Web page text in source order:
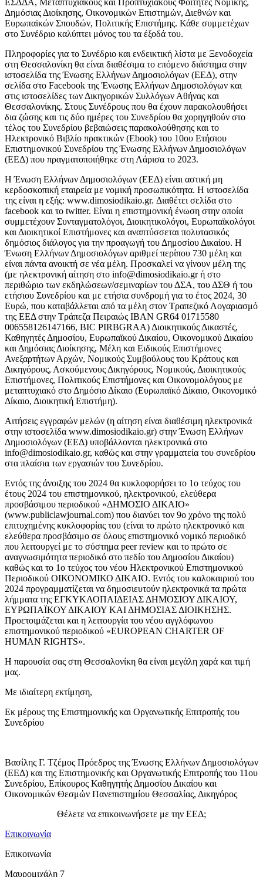
ΕΣΔΔΑ, Μεταπτυχιακούς και Προπτυχιακούς Φοιτητές Νομικής,
Δημόσιας Διοίκησης, Οικονομικών Επιστημών, Διεθνών και
Ευρωπαϊκών Σπουδών, Πολιτικής Επιστήμης. Κάθε συμμετέχων
στο Συνέδριο καλύπτει μόνος του τα έξοδά του.
Πληροφορίες για το Συνέδριο και ενδεικτική λίστα με Ξενοδοχεία
στη Θεσσαλονίκη θα είναι διαθέσιμα το επόμενο διάστημα στην
ιστοσελίδα της Ένωσης Ελλήνων Δημοσιολόγων (ΕΕΔ), στην
σελίδα στο Facebook της Ένωσης Ελλήνων Δημοσιολόγων και
στις ιστοσελίδες των Δικηγορικών Συλλόγων Αθήνας και
Θεσσαλονίκης. Στους Συνέδρους που θα έχουν παρακολουθήσει
δια ζώσης και τις δύο ημέρες του Συνεδρίου θα χορηγηθούν στο
τέλος του Συνεδρίου βεβαιώσεις παρακολούθησης και το
Ηλεκτρονικό Βιβλίο πρακτικών (Ebook) του 10ου Ετήσιου
Επιστημονικού Συνεδρίου της Ένωσης Ελλήνων Δημοσιολόγων
(ΕΕΔ) που πραγματοποιήθηκε στη Λάρισα το 2023.
Η Ένωση Ελλήνων Δημοσιολόγων (ΕΕΔ) είναι αστική μη
κερδοσκοπική εταιρεία με νομική προσωπικότητα. Η ιστοσελίδα
της είναι η εξής: www.dimosiodikaio.gr. Διαθέτει σελίδα στο
facebook και το twitter. Είναι η επιστημονική ένωση στην οποία
συμμετέχουν Συνταγματολόγοι, Διοικητικολόγοι, Ευρωπαϊκολόγοι
και Διοικητικοί Επιστήμονες και αναπτύσσεται πολυτασικός
δημόσιος διάλογος για την προαγωγή του Δημοσίου Δικαίου. Η
Ένωση Ελλήνων Δημοσιολόγων αριθμεί περίπου 730 μέλη και
είναι πάντα ανοικτή σε νέα μέλη. Προσκαλεί να γίνουν μέλη της
(με ηλεκτρονική αίτηση στο info@dimosiodikaio.gr ή στο
περιθώριο των εκδηλώσεων/σεμιναρίων του ΔΣΑ, του ΔΣΘ ή του
ετήσιου Συνεδρίου και με ετήσια συνδρομή για το έτος 2024, 30
Ευρώ, που καταβάλλεται από τα μέλη στον Τραπεζικό Λογαριασμό
της ΕΕΔ στην Τράπεζα Πειραιώς IBAN GR64 01715580
006558126147166, BIC PIRBGRAA) Διοικητικούς Δικαστές,
Καθηγητές Δημοσίου, Ευρωπαϊκού Δικαίου, Οικονομικού Δικαίου
και Δημόσιας Διοίκησης, Μέλη και Ειδικούς Επιστήμονες
Ανεξαρτήτων Αρχών, Νομικούς Συμβούλους του Κράτους και
Δικηγόρους, Ασκούμενους Δικηγόρους, Νομικούς, Διοικητικούς
Επιστήμονες, Πολιτικούς Επιστήμονες και Οικονομολόγους με
μεταπτυχιακό στο Δημόσιο Δίκαιο (Ευρωπαϊκό Δίκαιο, Οικονομικό
Δίκαιο, Διοικητική Επιστήμη).
Αιτήσεις εγγραφών μελών (η αίτηση είναι διαθέσιμη ηλεκτρονικά
στην ιστοσελίδα www.dimosiodikaio.gr) στην Ένωση Ελλήνων
Δημοσιολόγων (ΕΕΔ) υποβάλλονται ηλεκτρονικά στο
info@dimosiodikaio.gr, καθώς και στην γραμματεία του συνεδρίου
στα πλαίσια των εργασιών του Συνεδρίου.
Εντός της άνοιξης του 2024 θα κυκλοφορήσει το 1ο τεύχος του
έτους 2024 του επιστημονικού, ηλεκτρονικού, ελεύθερα
προσβάσιμου περιοδικού «ΔΗΜΟΣΙΟ ΔΙΚΑΙΟ»
(www.publiclawjournal.com) που διανύει τον 9ο χρόνο της πολύ
επιτυχημένης κυκλοφορίας του (είναι το πρώτο ηλεκτρονικό και
ελεύθερα προσβάσιμο σε όλους επιστημονικό νομικό περιοδικό
που λειτουργεί με το σύστημα peer review και το πρώτο σε
αναγνωσιμότητα περιοδικό στο πεδίο του Δημοσίου Δικαίου)
καθώς και το 1ο τεύχος του νέου Ηλεκτρονικού Επιστημονικού
Περιοδικού ΟΙΚΟΝΟΜΙΚΟ ΔΙΚΑΙΟ. Εντός του καλοκαιριού του
2024 προγραμματίζεται να δημοσιευτούν ηλεκτρονικά τα πρώτα
λήμματα της ΕΓΚΥΚΛΟΠΑΙΔΕΙΑΣ ΔΗΜΟΣΙΟΥ ΔΙΚΑΙΟΥ,
ΕΥΡΩΠΑΪΚΟΥ ΔΙΚΑΙΟΥ ΚΑΙ ΔΗΜΟΣΙΑΣ ΔΙΟΙΚΗΣΗΣ.
Προετοιμάζεται και η λειτουργία του νέου αγγλόφωνου
επιστημονικού περιοδικού «ΕUROPEAN CHARTER OF
HUMAN RIGHTS».
Η παρουσία σας στη Θεσσαλονίκη θα είναι μεγάλη χαρά και τιμή
μας.
Με ιδιαίτερη εκτίμηση,
Εκ μέρους της Επιστημονικής και Οργανωτικής Επιτροπής του
Συνεδρίου
Βασίλης Γ. Τζέμος Πρόεδρος της Ένωσης Ελλήνων Δημοσιολόγων
(ΕΕΔ) και της Επιστημονικής και Οργανωτικής Επιτροπής του 11ου
Συνεδρίου, Επίκoυρος Καθηγητής Δημοσίου Δικαίου και
Οικονομικών Θεσμών Πανεπιστημίου Θεσσαλίας, Δικηγόρος
Θέλετε να επικοινωνήσετε με την ΕΕΔ;
Επικοινωνία
Επικοινωνία
Μαυρομιχάλη 7